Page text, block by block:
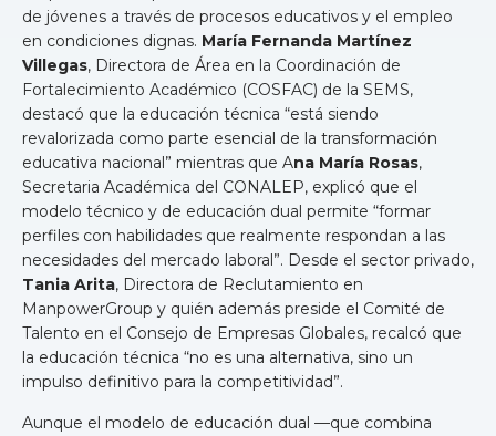
de jóvenes a través de procesos educativos y el empleo
en condiciones dignas. María Fernanda Martínez
Villegas, Directora de Área en la Coordinación de
Fortalecimiento Académico (COSFAC) de la SEMS,
destacó que la educación técnica “está siendo
revalorizada como parte esencial de la transformación
educativa nacional” mientras que Ana María Rosas,
Secretaria Académica del CONALEP, explicó que el
modelo técnico y de educación dual permite “formar
perfiles con habilidades que realmente respondan a las
necesidades del mercado laboral”. Desde el sector privado,
Tania Arita, Directora de Reclutamiento en
ManpowerGroup y quién además preside el Comité de
Talento en el Consejo de Empresas Globales, recalcó que
la educación técnica “no es una alternativa, sino un
impulso definitivo para la competitividad”.
Aunque el modelo de educación dual —que combina